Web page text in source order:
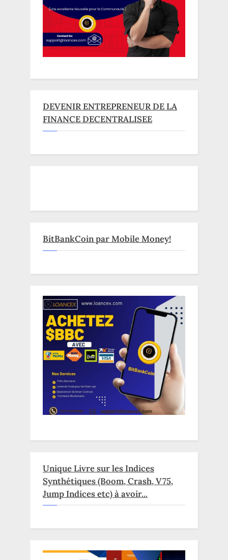
DEVENIR ENTREPRENEUR DE LA
FINANCE DECENTRALISEE
BitBankCoin par Mobile Money!
Unique Livre sur les Indices
Synthétiques (Boom, Crash, V75,
Jump Indices etc) à avoir...